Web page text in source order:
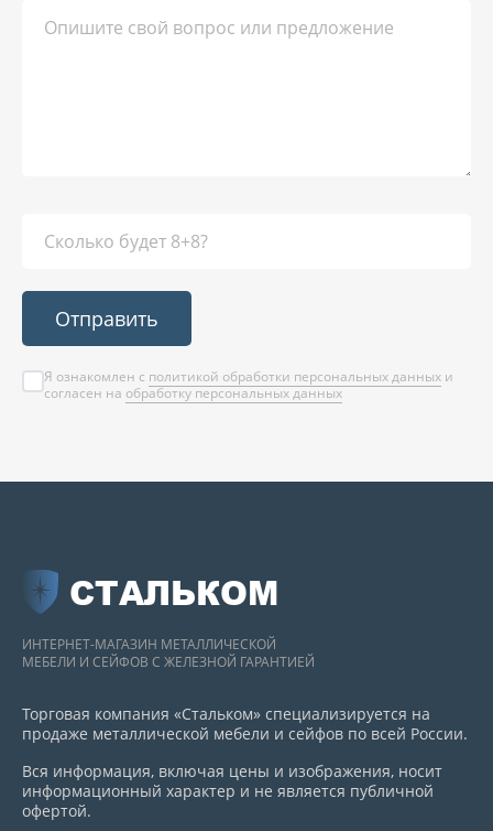
Отправить
Я ознакомлен с политикой обработки персональных данных и
согласен на обработку персональных данных
СТАЛЬКОМ
ИНТЕРНЕТ-МАГАЗИН МЕТАЛЛИЧЕСКОЙ
МЕБЕЛИ И СЕЙФОВ С ЖЕЛЕЗНОЙ ГАРАНТИЕЙ
Торговая компания «Стальком» специализируется на
продаже металлической мебели и сейфов по всей России.
Вся информация, включая цены и изображения, носит
информационный характер и не является публичной
офертой.